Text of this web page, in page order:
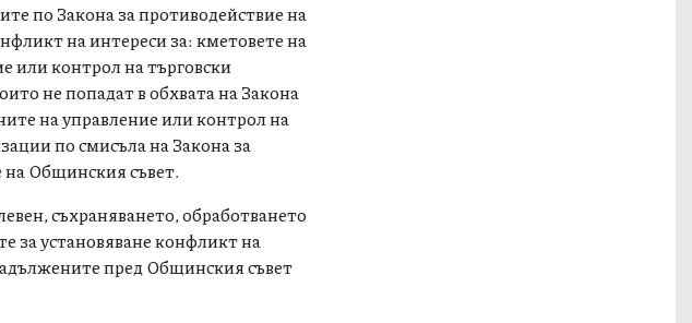
по Закона за противодействие на
на интереси за: кметовете на
или контрол на търговски
не попадат в обхвата на Закона
на управление или контрол на
по смисъла на Закона за
Общинския съвет.
съхраняването, обработването
за установяване конфликт на
пред Общинския съвет